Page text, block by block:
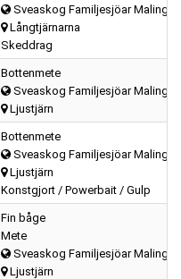
Sveaskog Familjesjöar
Långtjärnarna
Skeddrag
Bottenmete
Sveaskog Familjesjöar
Ljustjärn
Bottenmete
Sveaskog Familjesjöar
Ljustjärn
Konstgjort / Powerbait / Gulp
Fin båge
Mete
Sveaskog Familjesjöar
Ljustjärn